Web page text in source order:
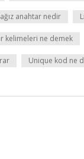
anahtar nedir
kelimeleri ne demek
Unique kod ne